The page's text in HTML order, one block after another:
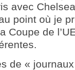
avec
point où je
Coupe de
de «